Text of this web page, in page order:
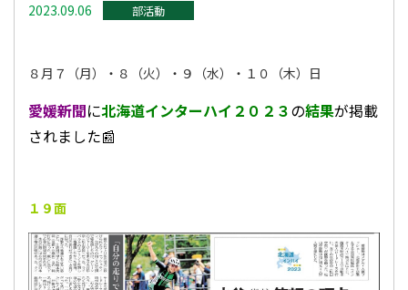
2023.09.06 部活動
８月７（月）・８（火）・９（水）・１０（木）日
愛媛新聞に北海道インターハイ２０２３の結果が掲載
されました📰
１９面